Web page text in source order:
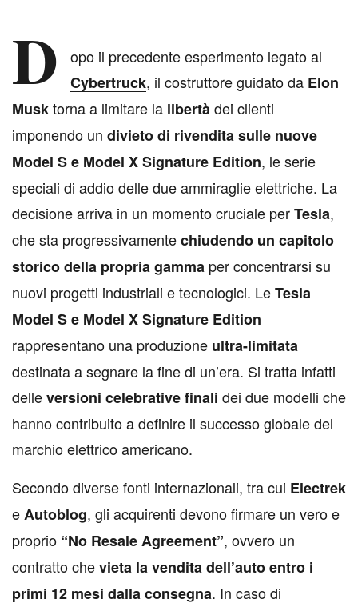
D
opo il precedente esperimento legato al
Cybertruck, il costruttore guidato da Elon
Musktorna a limitare la libertàdei clienti
imponendo un divieto di rivendita sulle nuove
Model S e Model X Signature Edition, le serie
speciali di addio delle due ammiraglie elettriche. La
decisione arriva in un momento cruciale perTesla,
che sta progressivamentechiudendo un capitolo
storico della propria gamma per concentrarsi su
nuovi progetti industriali e tecnologici. LeTesla
Model S e Model X Signature Edition
rappresentano una produzione ultra-limitata
destinata a segnare la fine di un’era. Si tratta infatti
delleversioni celebrative finali dei due modelli che
hanno contribuito a definire il successo globale del
marchio elettrico americano.
Secondo diverse fonti internazionali, tra cui Electrek
eAutoblog, gli acquirenti devono firmare un vero e
proprio “No Resale Agreement”, ovvero un
contratto chevieta la vendita dell’auto entro i
primi 12 mesi dalla consegna. In caso di